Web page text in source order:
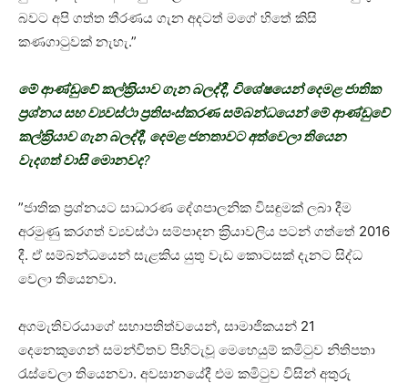
බවට අපි ගත්ත තීරණය ගැන අදටත් මගේ හිතේ කිසි
කණගාටුවක් නැහැ.”
මේ ආණ්ඩුවේ කල්ක‍්‍රියාව ගැන බලද්දී, විශේෂයෙන් දෙමළ ජාතික
ප‍්‍රශ්නය සහ ව්‍යවස්ථා ප‍්‍රතිසංස්කරණ සම්බන්ධයෙන් මේ ආණ්ඩුවේ
කල්ක‍්‍රියාව ගැන බලද්දී, දෙමළ ජනතාවට අත්වෙලා තියෙන
වැදගත් වාසි මොනවද?
”ජාතික ප‍්‍රශ්නයට සාධාරණ දේශපාලනික විසඳුමක් ලබා දීම
අරමුණු කරගත් ව්‍යවස්ථා සම්පාදන ක‍්‍රියාවලිය පටන් ගත්තේ 2016
දී. ඒ සම්බන්ධයෙන් සැළකිය යුතු වැඩ කොටසක් දැනට සිද්ධ
වෙලා තියෙනවා.
අගමැතිවරයාගේ සභාපතිත්වයෙන්, සාමාජිකයන් 21
දෙනෙකුගෙන් සමන්විතව පිහිටැවූ මෙහෙයුම් කමිටුව නිතිපතා
රැස්වෙලා තියෙනවා. අවසානයේදී එම කමිටුව විසින් අතුරු